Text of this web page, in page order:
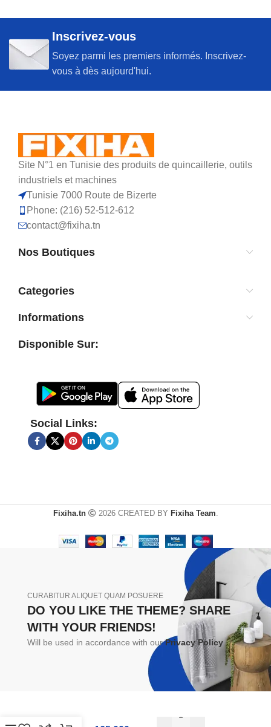
Inscrivez-vous
Soyez parmi les premiers informés. Inscrivez-
vous à dès aujourd'hui.
Site N°1 en Tunisie des produits de quincaillerie, outils
industriels et machines
Tunisie 7000 Route de Bizerte
Phone: (216) 52-512-612
contact@fixiha.tn
Nos Boutiques
Categories
Informations
Disponible Sur:
Social Links:
Fixiha.tn 2026 CREATED BY Fixiha Team.
CURABITUR ALIQUET QUAM POSUERE
DO YOU LIKE THE THEME? SHARE
WITH YOUR FRIENDS!
Will be used in accordance with ourPrivacy Policy